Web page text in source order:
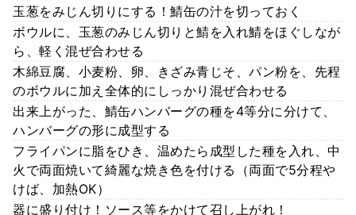
玉葱をみじん切りにする！鯖缶の汁を切っておく
ボウルに、玉葱のみじん切りと鯖を入れ鯖をほぐしなが
ら、軽く混ぜ合わせる
木綿豆腐、小麦粉、卵、きざみ青じそ、パン粉を、先程
のボウルに加え全体的にしっかり混ぜ合わせる
出来上がった、鯖缶ハンバーグの種を4等分に分けて、
ハンバーグの形に成型する
フライパンに脂をひき、温めたら成型した種を入れ、中
火で両面焼いて綺麗な焼き色を付ける（両面で5分程や
けば、加熱OK）
器に盛り付け！ソース等をかけて召し上がれ！